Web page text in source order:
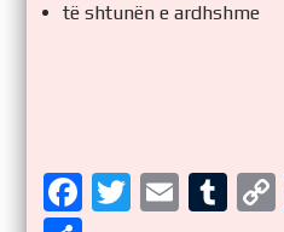
të shtunën e ardhshme
F
T
E
T